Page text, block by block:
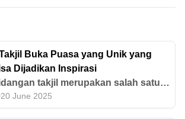
Buka Puasa yang Unik yang
Dijadikan Inspirasi
takjil merupakan salah satu
khas di bulan Ramadan. Ingin
apa saja takjil buka puasa yang
20 June 2025